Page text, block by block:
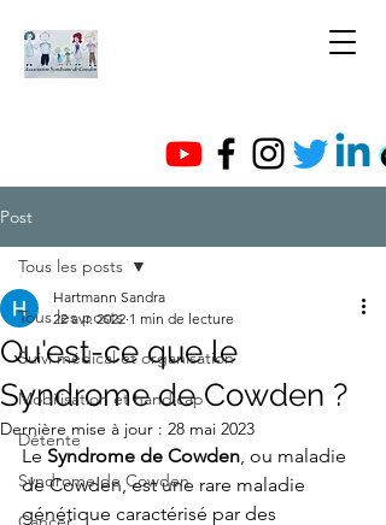
Post
Tous les posts
Suivi médical et organisation
Mobilisation et handicap
Détente
Syndrome de Cowden
Tous les posts
Qu'est-ce que le
Syndrome de Cowden ?
Hartmann Sandra
22 avr. 2022 1 min de lecture
Dernière mise à jour : 28 mai 2023
Le Syndrome de Cowden, ou maladie
de Cowden, est une rare maladie
génétique caractérisé par des